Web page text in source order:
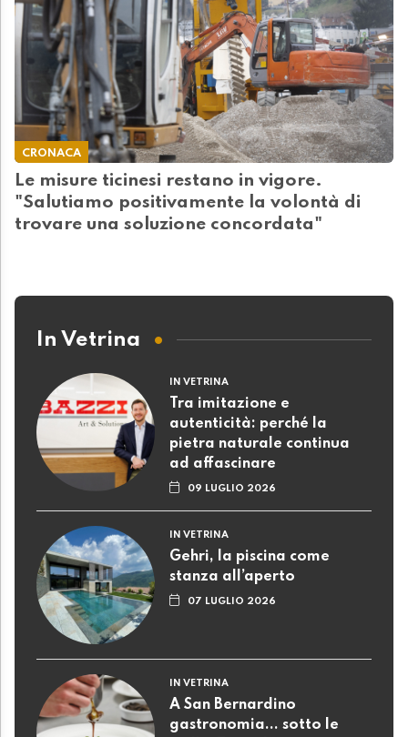
CRONACA
Le misure ticinesi restano in vigore.
"Salutiamo positivamente la volontà di
trovare una soluzione concordata"
In Vetrina
IN VETRINA
Tra imitazione e
autenticità: perché la
pietra naturale continua
ad affascinare
09 LUGLIO 2026
IN VETRINA
Gehri, la piscina come
stanza all’aperto
07 LUGLIO 2026
IN VETRINA
A San Bernardino
gastronomia... sotto le